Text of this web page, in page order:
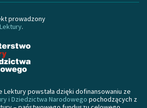
prowadzony
.
Lektury powstała dzięki dofinansowaniu ze
i Dziedzictwa Narodowego pochodzących z